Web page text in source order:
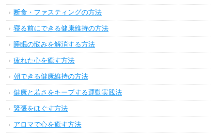
断食・ファスティングの方法
寝る前にできる健康維持の方法
睡眠の悩みを解消する方法
疲れた心を癒す方法
朝できる健康維持の方法
健康と若さをキープする運動実践法
緊張をほぐす方法
アロマで心を癒す方法